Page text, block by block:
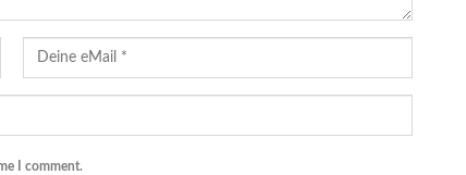
I comment.